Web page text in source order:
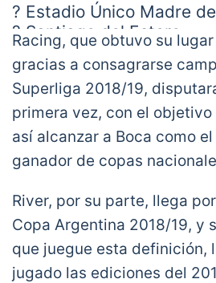
?️ Estadio Único Madre
? Santiago del Estero
? 30.000 personas de
? Costó $1.500 millones
?️ Fue terminado en
? 4/3 Supercopa
? 26/3 Argentina vs.
? 13/6 Uruguay vs.
América)
TREMENDO.
— Bolavip Argentina
2021
Racing, que obtuvo su
gracias a consagrarse
Superliga 2018/19,
primera vez, con el
así alcanzar a Boca como
ganador de copas
River, por su parte, llega
Copa Argentina 2018/19, y
que juegue esta definición,
jugado las ediciones del